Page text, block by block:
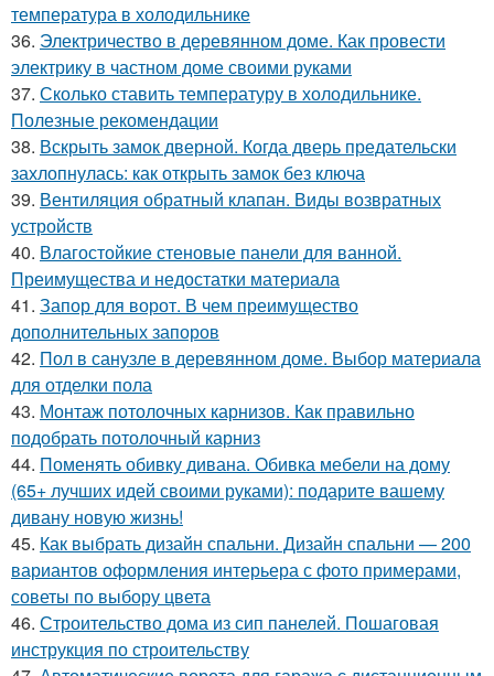
температура в холодильнике
36. Электричество в деревянном доме. Как провести
электрику в частном доме своими руками
37. Сколько ставить температуру в холодильнике.
Полезные рекомендации
38. Вскрыть замок дверной. Когда дверь предательски
захлопнулась: как открыть замок без ключа
39. Вентиляция обратный клапан. Виды возвратных
устройств
40. Влагостойкие стеновые панели для ванной.
Преимущества и недостатки материала
41. Запор для ворот. В чем преимущество
дополнительных запоров
42. Пол в санузле в деревянном доме. Выбор материала
для отделки пола
43. Монтаж потолочных карнизов. Как правильно
подобрать потолочный карниз
44. Поменять обивку дивана. Обивка мебели на дому
(65+ лучших идей своими руками): подарите вашему
дивану новую жизнь!
45. Как выбрать дизайн спальни. Дизайн спальни — 200
вариантов оформления интерьера с фото примерами,
советы по выбору цвета
46. Строительство дома из сип панелей. Пошаговая
инструкция по строительству